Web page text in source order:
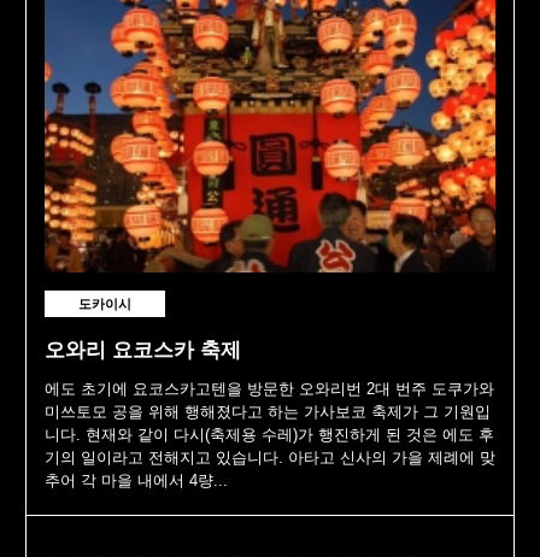
도카이시
오와리 요코스카 축제
에도 초기에 요코스카고텐을 방문한 오와리번 2대 번주 도쿠가와
미쓰토모 공을 위해 행해졌다고 하는 가사보코 축제가 그 기원입
니다. 현재와 같이 다시(축제용 수레)가 행진하게 된 것은 에도 후
기의 일이라고 전해지고 있습니다. 아타고 신사의 가을 제례에 맞
추어 각 마을 내에서 4량...